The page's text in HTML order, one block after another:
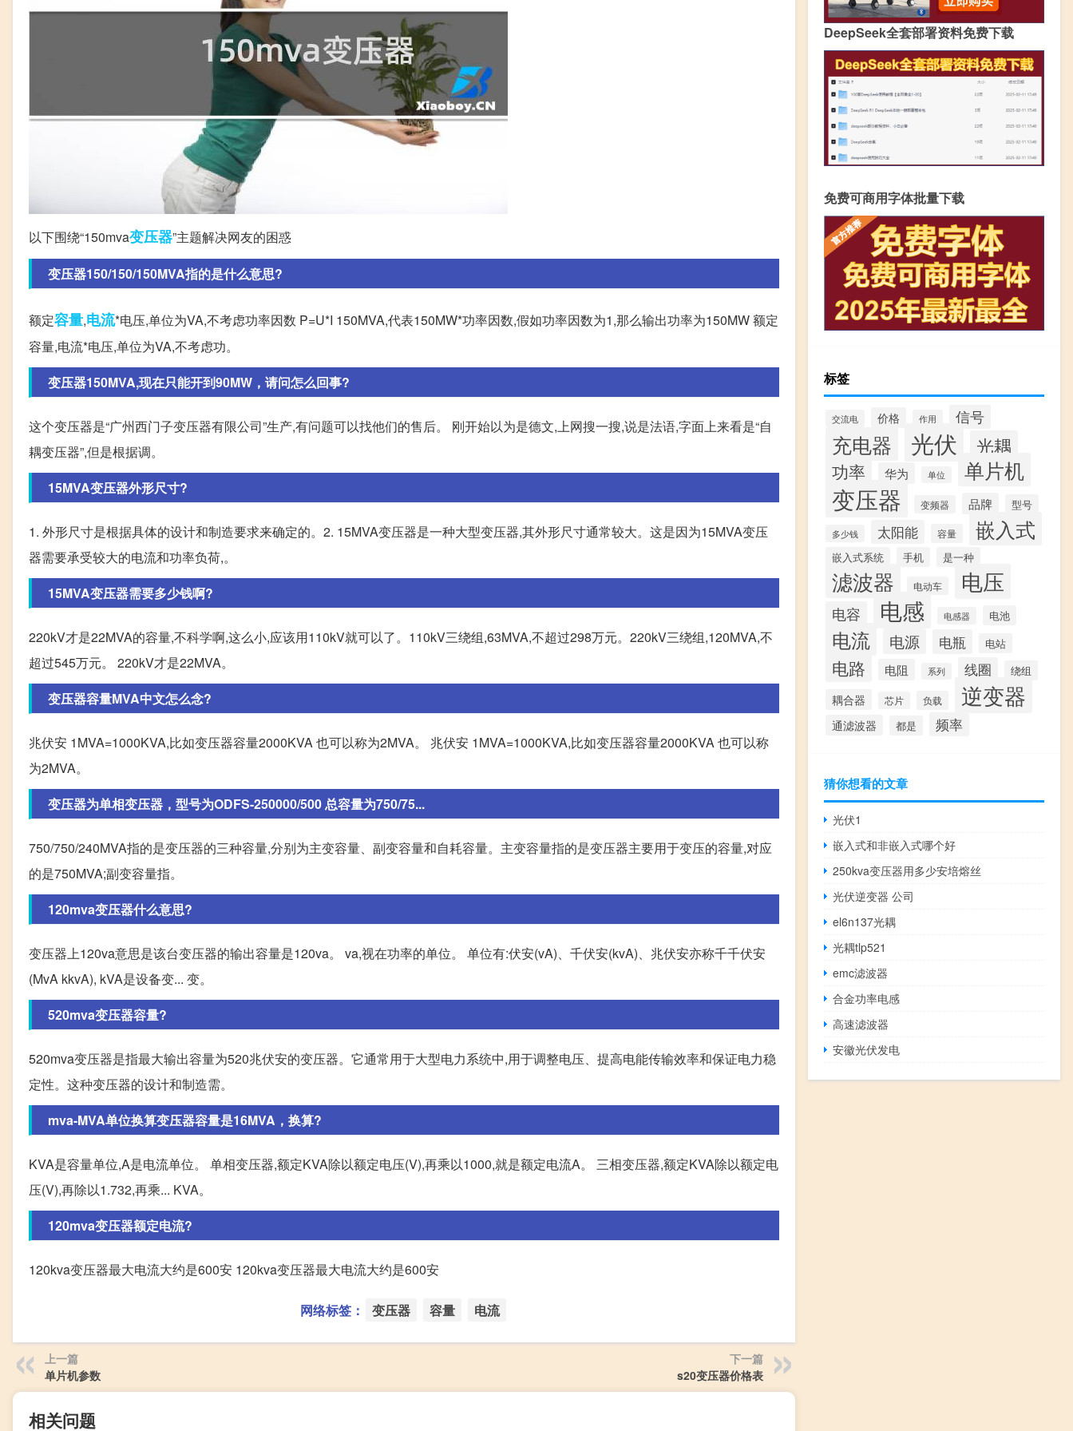
以下围绕“150mva变压器”主题解决网友的困惑
变压器150/150/150MVA指的是什么意思?
额定容量,电流*电压,单位为VA,不考虑功率因数 P=U*I 150MVA,代表150MW*功率因数,假如功率因数为1,那么输出功率为150MW 额定
容量,电流*电压,单位为VA,不考虑功。
变压器150MVA,现在只能开到90MW，请问怎么回事?
这个变压器是“广州西门子变压器有限公司”生产,有问题可以找他们的售后。 刚开始以为是德文,上网搜一搜,说是法语,字面上来看是“自
耦变压器”,但是根据调。
15MVA变压器外形尺寸?
1. 外形尺寸是根据具体的设计和制造要求来确定的。2. 15MVA变压器是一种大型变压器,其外形尺寸通常较大。这是因为15MVA变压
器需要承受较大的电流和功率负荷,。
15MVA变压器需要多少钱啊?
220kV才是22MVA的容量,不科学啊,这么小,应该用110kV就可以了。110kV三绕组,63MVA,不超过298万元。220kV三绕组,120MVA,不
超过545万元。 220kV才是22MVA。
变压器容量MVA中文怎么念?
兆伏安 1MVA=1000KVA,比如变压器容量2000KVA 也可以称为2MVA。 兆伏安 1MVA=1000KVA,比如变压器容量2000KVA 也可以称
为2MVA。
变压器为单相变压器，型号为ODFS-250000/500 总容量为750/75...
750/750/240MVA指的是变压器的三种容量,分别为主变容量、副变容量和自耗容量。主变容量指的是变压器主要用于变压的容量,对应
的是750MVA;副变容量指。
120mva变压器什么意思?
变压器上120va意思是该台变压器的输出容量是120va。 va,视在功率的单位。 单位有:伏安(vA)、千伏安(kvA)、兆伏安亦称千千伏安
(MvA kkvA), kVA是设备变... 变。
520mva变压器容量?
520mva变压器是指最大输出容量为520兆伏安的变压器。它通常用于大型电力系统中,用于调整电压、提高电能传输效率和保证电力稳
定性。这种变压器的设计和制造需。
mva-MVA单位换算变压器容量是16MVA，换算?
KVA是容量单位,A是电流单位。 单相变压器,额定KVA除以额定电压(V),再乘以1000,就是额定电流A。 三相变压器,额定KVA除以额定电
压(V),再除以1.732,再乘... KVA。
120mva变压器额定电流?
120kva变压器最大电流大约是600安 120kva变压器最大电流大约是600安
网络标签： 变压器 容量 电流
上一篇
单片机参数
下一篇
s20变压器价格表
相关问题
DeepSeek全套部署资料免费下载
免费可商用字体批量下载
标签
交流电 价格 作用 信号
充电器 光伏
光耦
功率
华为 单位 单片机
变压器 变频器 品牌 型号
多少钱 太阳能 容量 嵌入式
嵌入式系统 手机 是一种
滤波器 电动车 电压
电容 电感 电感器 电池
电流 电源 电瓶 电站
电路 电阻 系列 线圈 绕组
耦合器 芯片 负载 逆变器
通滤波器 都是 频率
猜你想看的文章
光伏1
嵌入式和非嵌入式哪个好
250kva变压器用多少安培熔丝
光伏逆变器 公司
el6n137光耦
光耦tlp521
emc滤波器
合金功率电感
高速滤波器
安徽光伏发电